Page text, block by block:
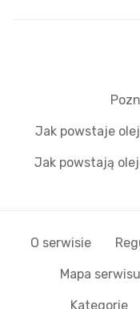
Jak powstaje
Jak powstają
O serwisie
Mapa serwisu
Kategorie